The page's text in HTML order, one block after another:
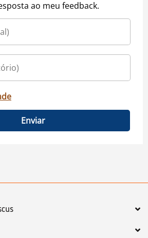
ao meu feedback.
Enviar